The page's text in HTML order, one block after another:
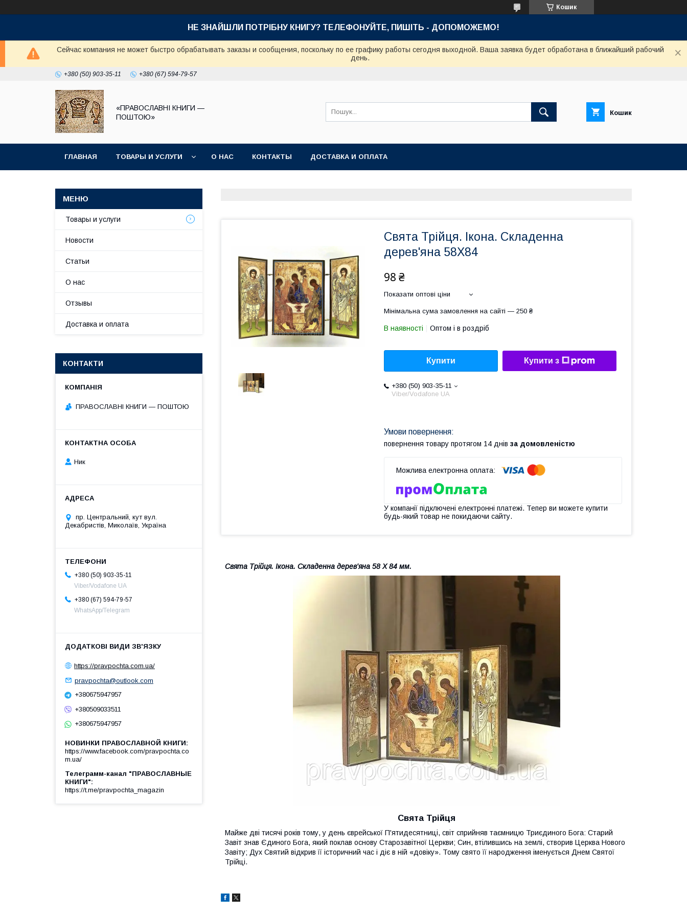
Кошик
НЕ ЗНАЙШЛИ ПОТРІБНУ КНИГУ? ТЕЛЕФОНУЙТЕ, ПИШІТЬ - ДОПОМОЖЕМО!
Сейчас компания не может быстро обрабатывать заказы и сообщения, поскольку по ее графику работы сегодня выходной. Ваша заявка будет обработана в ближайший рабочий
день.
+380 (50) 903-35-11 +380 (67) 594-79-57
«ПРАВОСЛАВНІ КНИГИ —
ПОШТОЮ»
Кошик
ГЛАВНАЯ ТОВАРЫ И УСЛУГИ О НАС КОНТАКТЫ ДОСТАВКА И ОПЛАТА
Свята Трійця. Ікона. Складенна
дерев'яна 58Х84
98 ₴
Показати оптові ціни
Мінімальна сума замовлення на сайті — 250 ₴
В наявності Оптом і в роздріб
Купити Купити з
+380 (50) 903-35-11
Viber/Vodafone UA
повернення товару протягом 14 днів за домовленістю
У компанії підключені електронні платежі. Тепер ви можете купити
будь-який товар не покидаючи сайту.
Свята Трійця. Ікона. Складенна дерев'яна 58 Х 84 мм.
Свята Трійця
Майже дві тисячі років тому, у день єврейської П'ятидесятниці, світ сприйняв таємницю Триєдиного Бога: Старий
Завіт знав Єдиного Бога, який поклав основу Старозавітної Церкви; Син, втілившись на землі, створив Церква Нового
Завіту; Дух Святий відкрив її історичний час і діє в ній «довіку». Тому свято її народження іменується Днем Святої
Трійці.
Товары и услуги
Новости
Статьи
О нас
Отзывы
Доставка и оплата
КОНТАКТИ
ПРАВОСЛАВНІ КНИГИ — ПОШТОЮ
Ник
пр. Центральний, кут вул.
Декабристів, Миколаїв, Україна
+380 (50) 903-35-11
Viber/Vodafone UA
+380 (67) 594-79-57
WhatsApp/Telegram
https://pravpochta.com.ua/
pravpochta@outlook.com
+380675947957
+380509033511
+380675947957
НОВИНКИ ПРАВОСЛАВНОЙ КНИГИ
https://www.facebook.com/pravpochta.co
m.ua/
Телеграмм-канал "ПРАВОСЛАВНЫЕ
КНИГИ"
https://t.me/pravpochta_magazin